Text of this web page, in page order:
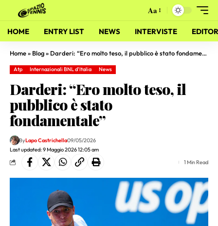
Aa
HOME ENTRY LIST NEWS INTERVISTE
Home» Blog» Darderi: “Ero molto teso, il pubblico è stato fondamentale”
Atp Internazionali BNL d'Italia News
Darderi: “Ero molto teso, il
pubblico è stato
fondamentale”
Last updated: 9 Maggio 2026 12:05 am
ByLapo Castrichella09/05/2026
1 Min Read